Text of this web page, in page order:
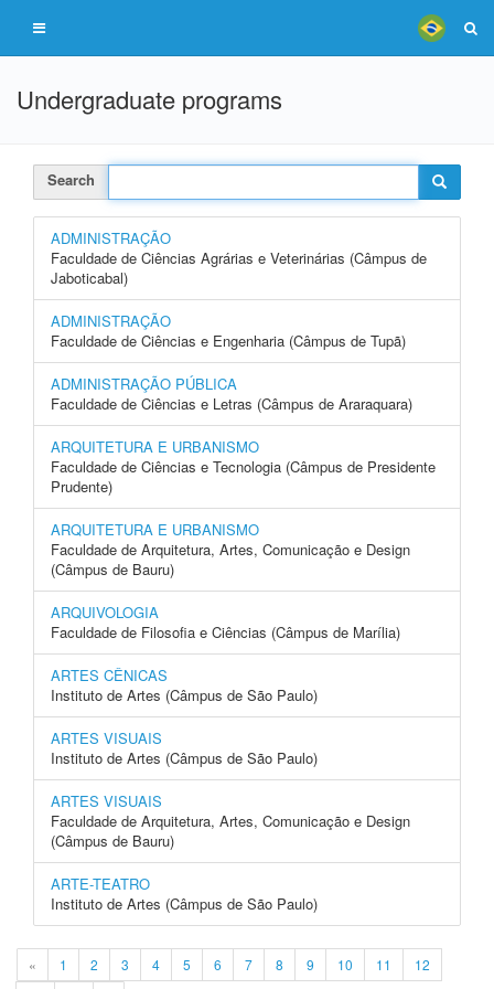
Undergraduate programs
Search
ADMINISTRAÇÃO
Faculdade de Ciências Agrárias e Veterinárias (Câmpus de
Jaboticabal)
ADMINISTRAÇÃO
Faculdade de Ciências e Engenharia (Câmpus de Tupã)
ADMINISTRAÇÃO PÚBLICA
Faculdade de Ciências e Letras (Câmpus de Araraquara)
ARQUITETURA E URBANISMO
Faculdade de Ciências e Tecnologia (Câmpus de Presidente
Prudente)
ARQUITETURA E URBANISMO
Faculdade de Arquitetura, Artes, Comunicação e Design
(Câmpus de Bauru)
ARQUIVOLOGIA
Faculdade de Filosofia e Ciências (Câmpus de Marília)
ARTES CÊNICAS
Instituto de Artes (Câmpus de São Paulo)
ARTES VISUAIS
Instituto de Artes (Câmpus de São Paulo)
ARTES VISUAIS
Faculdade de Arquitetura, Artes, Comunicação e Design
(Câmpus de Bauru)
ARTE-TEATRO
Instituto de Artes (Câmpus de São Paulo)
« 1 2 3 4 5 6 7 8 9 10 11
12